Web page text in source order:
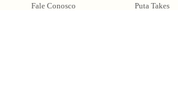
Fale Conosco Puta Takes